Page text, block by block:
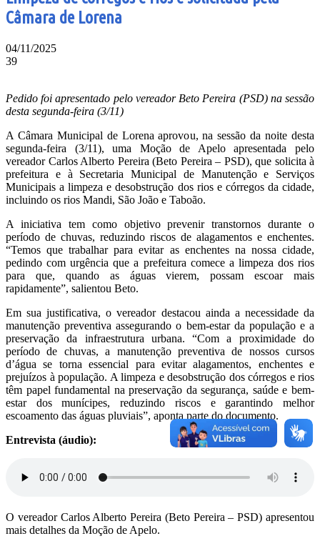
Câmara de Lorena
04/11/2025
39
Pedido foi apresentado pelo vereador Beto Pereira (PSD) na sessão
desta segunda-feira (3/11)
A Câmara Municipal de Lorena aprovou, na sessão da noite desta
segunda-feira (3/11), uma Moção de Apelo apresentada pelo
vereador Carlos Alberto Pereira (Beto Pereira – PSD), que solicita à
prefeitura e à Secretaria Municipal de Manutenção e Serviços
Municipais a limpeza e desobstrução dos rios e córregos da cidade,
incluindo os rios Mandi, São João e Taboão.
A iniciativa tem como objetivo prevenir transtornos durante o
período de chuvas, reduzindo riscos de alagamentos e enchentes.
“Temos que trabalhar para evitar as enchentes na nossa cidade,
pedindo com urgência que a prefeitura comece a limpeza dos rios
para que, quando as águas vierem, possam escoar mais
rapidamente”, salientou Beto.
Em sua justificativa, o vereador destacou ainda a necessidade da
manutenção preventiva assegurando o bem-estar da população e a
preservação da infraestrutura urbana. “Com a proximidade do
período de chuvas, a manutenção preventiva de nossos cursos
d’água se torna essencial para evitar alagamentos, enchentes e
prejuízos à população. A limpeza e desobstrução dos córregos e rios
têm papel fundamental na preservação da segurança, saúde e bem-
estar dos munícipes, reduzindo riscos e garantindo melhor
escoamento das águas pluviais”, aponta parte do documento.
Entrevista (áudio):
O vereador Carlos Alberto Pereira (Beto Pereira – PSD) apresentou
mais detalhes da Moção de Apelo.